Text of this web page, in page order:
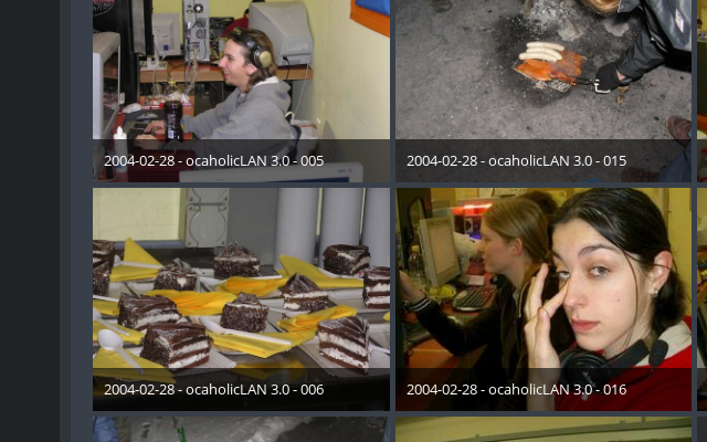
2004-02-28 - ocaholicLAN 3.0 - 005
19. Mai 2015
2004-02-28 - ocaholicLAN 3.0 - 006
19. Mai 2015
2004-02-28 - ocaholicLAN 3.0 - 015
19. Mai 2015
2004-02-28 - ocaholicLAN 3.0 - 016
19. Mai 2015